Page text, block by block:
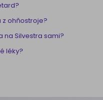
z ohňostroje?
na Silvestra sami?
léky?